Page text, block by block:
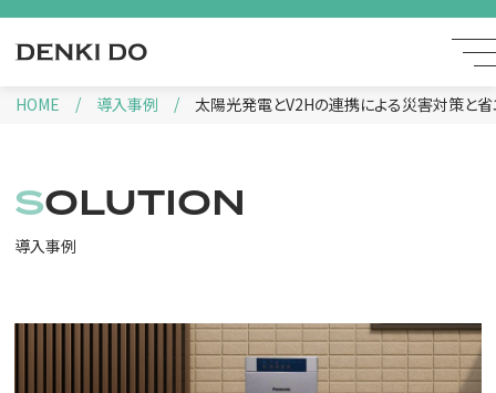
HOME 導入事例 太陽光発電とV2Hの連携による災害対策と
SOLUTION
導入事例